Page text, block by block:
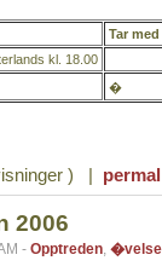
Tar
kl. 18.00
�
) |
2006
- Opptreden, �velse